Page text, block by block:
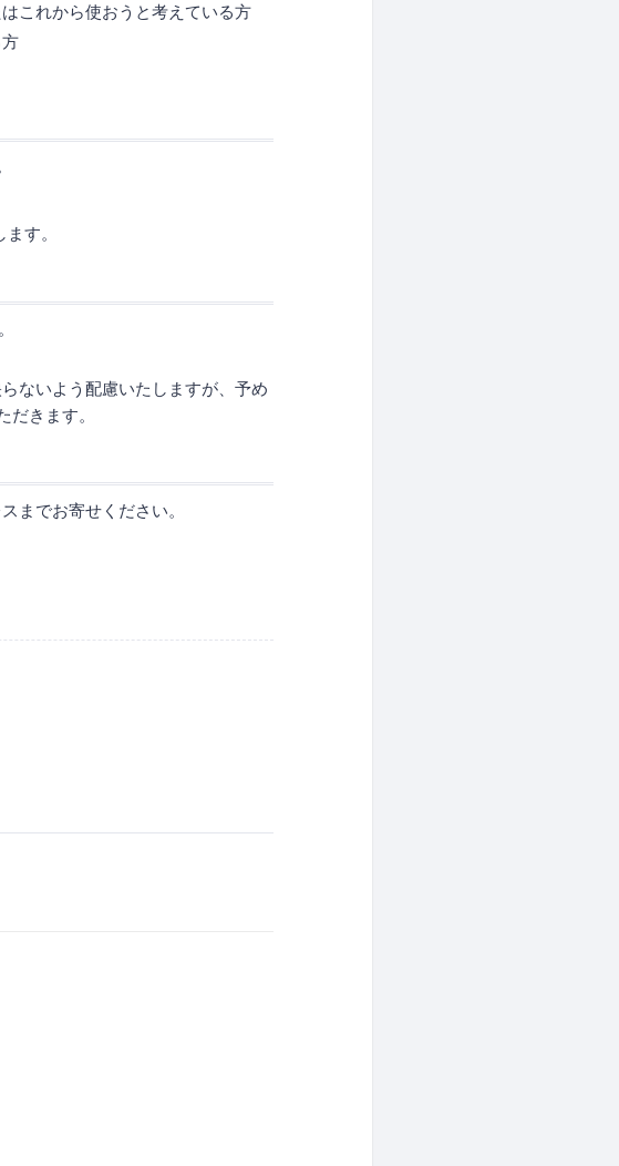
これから使おうと考えている方
す。
ないよう配慮いたしますが、予め
きます。
までお寄せください。